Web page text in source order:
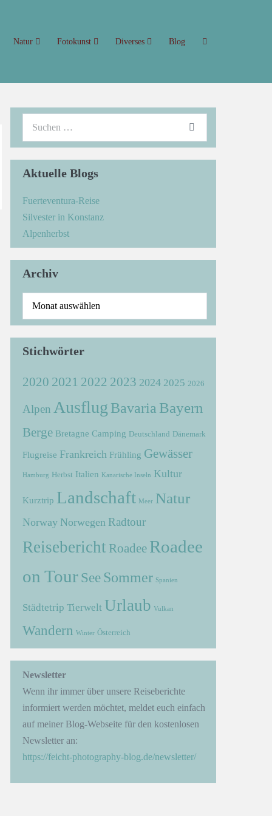
Natur Fotokunst Diverses Blog
Aktuelle Blogs
Fuerteventura-Reise
Silvester in Konstanz
Alpenherbst
Archiv
Stichwörter
2020 2021 2022 2023 2024 2025 2026
Alpen Ausflug Bavaria Bayern
Berge Bretagne Camping Deutschland Dänemark
Flugreise Frankreich Frühling Gewässer
Hamburg Herbst Italien Kanarische Inseln Kultur
Kurztrip Landschaft Meer Natur
Norway Norwegen Radtour
Reisebericht Roadee Roadee
on Tour See Sommer Spanien
Städtetrip Tierwelt Urlaub Vulkan
Wandern Winter Österreich
Newsletter
Wenn ihr immer über unsere Reiseberichte
informiert werden möchtet, meldet euch einfach
auf meiner Blog-Webseite für den kostenlosen
Newsletter an:
https://feicht-photography-blog.de/newsletter/